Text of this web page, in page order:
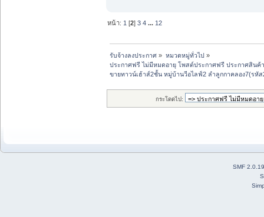
หน้า: 1 [2]3 4 ... 12
รับจ้างลงประกาศ » หมวดหมู่ทั่วไป»
ประกาศฟรี ไม่มีหมดอายุ โพสต์ประกาศฟรี ประกาศสินค้
ขายทาวน์เฮ้าส์2ชั้น หมู่บ้านวีอไลฟ์2 ลำลูกกาคลอง7(รหั
กระโดดไป:
SMF 2.0.19